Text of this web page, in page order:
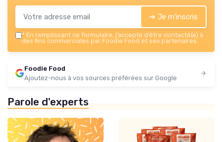
➔ Je m'inscris
* En remplissant ce formulaire, j’accepte d’être contacté(e) à
des fins commerciales par Foodie Food et ses partenaires.
Foodie Food
Ajoutez-nous à vos sources préférées sur Google
Parole d'experts